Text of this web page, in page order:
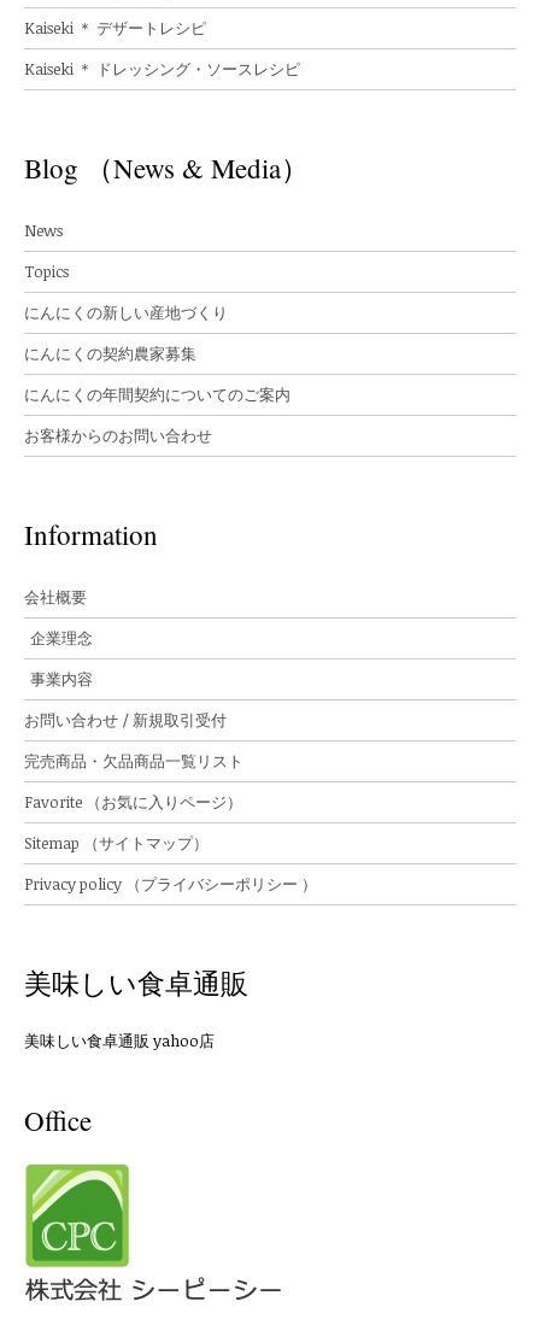
Kaiseki ＊ デザートレシピ
Kaiseki ＊ ドレッシング・ソースレシピ
Blog （News & Media）
News
Topics
にんにくの新しい産地づくり
にんにくの契約農家募集
にんにくの年間契約についてのご案内
お客様からのお問い合わせ
Information
会社概要
企業理念
事業内容
お問い合わせ / 新規取引受付
完売商品・欠品商品一覧リスト
Favorite （お気に入りページ）
Sitemap （サイトマップ）
Privacy policy （プライバシーポリシー ）
美味しい食卓通販
美味しい食卓通販 yahoo店
Office